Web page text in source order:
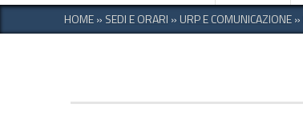
HOME» SEDI E ORARI » URP E COMUNICAZIONE»